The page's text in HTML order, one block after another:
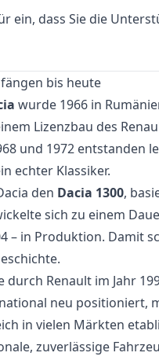
ein, dass Sie die
bis heute
wurde 1966 in
Lizenzbau des
und 1972 entstanden
echter Klassiker.
den Dacia 1300,
sich zu einem
– in Produktion. Damit
Renault im Jahr
neu positioniert,
in vielen Märkten
zuverlässige